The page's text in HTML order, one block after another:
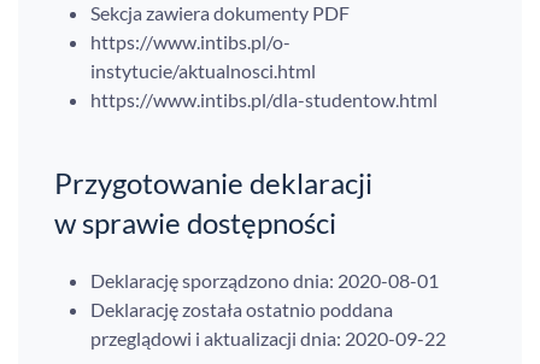
Sekcja zawiera dokumenty PDF
https://www.intibs.pl/o-
instytucie/aktualnosci.html
https://www.intibs.pl/dla-studentow.html
Przygotowanie deklaracji
w sprawie dostępności
Deklarację sporządzono dnia: 2020-08-01
Deklarację została ostatnio poddana
przeglądowi i aktualizacji dnia: 2020-09-22